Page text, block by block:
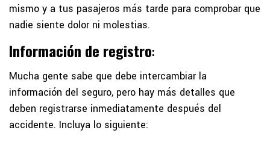
mismo y a tus pasajeros más tarde para comprobar que
nadie siente dolor ni molestias.
Información de registro:
Mucha gente sabe que debe intercambiar la
información del seguro, pero hay más detalles que
deben registrarse inmediatamente después del
accidente. Incluya lo siguiente: